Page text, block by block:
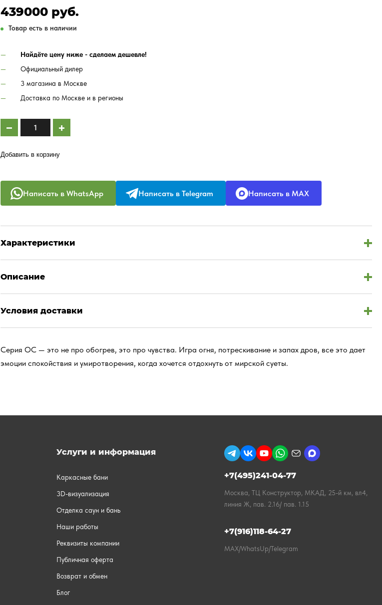
439000 руб.
Товар есть в наличии
Найдёте цену ниже - сделаем дешевле!
Официальный дилер
3 магазина в Москве
Доставка по Москве и в регионы
Добавить в корзину
Написать в WhatsApp Написать в Telegram Написать в MAX
Характеристики
Описание
Условия доставки
Серия ОС — это не про обогрев, это про чувства. Игра огня, потрескивание и запах дров, все это дает
эмоции спокойствия и умиротворения, когда хочется отдохнуть от мирской суеты.
Услуги и информация
Каркасные бани
3D-визуализация
Отделка саун и бань
Наши работы
Реквизиты компании
Публичная оферта
Возврат и обмен
Блог
+7(495)241-04-77
Москва, ТЦ Конструктор, МКАД, 25-й км, вл4,
линия Ж, пав. 2.16/ пав. 1.15
+7(916)118-64-27
MAX/WhatsUp/Telegram